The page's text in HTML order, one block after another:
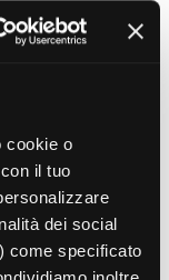
cookie o
il tuo
dei social
come specificato